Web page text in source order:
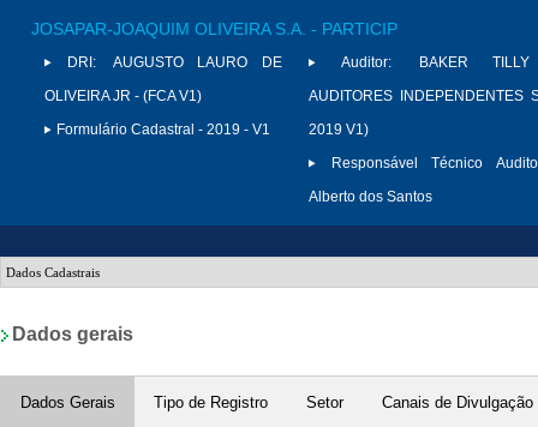
JOSAPAR-JOAQUIM OLIVEIRA S.A. - PARTICIP
DRI:
AUGUSTO LAURO DE
OLIVEIRA JR - (FCA V1)
Formulário Cadastral - 2019 - V1
Auditor:
BAKER
AUDITORES INDEPENDENTES
2019 V1)
Responsável Técnico
Alberto dos Santos